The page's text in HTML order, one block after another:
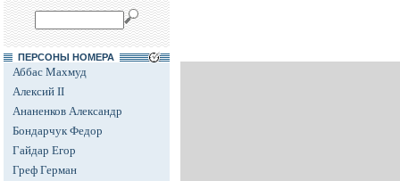
ПЕРСОНЫ НОМЕРА
Аббас Махмуд
Алексий II
Ананенков Александр
Бондарчук Федор
Гайдар Егор
Греф Герман